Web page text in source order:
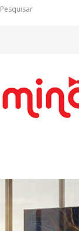
Pesquisar